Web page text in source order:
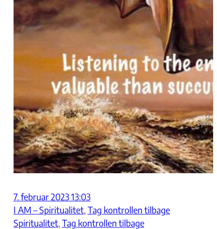
7. februar 2023 13:03
I AM – Spiritualitet, Tag kontrollen tilbage
Spiritualitet, Tag kontrollen tilbage